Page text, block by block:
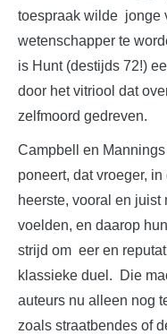
toespraak wilde jonge
wetenschapper te
is Hunt (destijds 72!)
door het vitriool dat
zelfmoord gedreven.
Campbell en
poneert, dat vroeger, in
heerste, vooral en
voelden, en daarop
strijd om eer en
klassieke duel. Die
auteurs nu alleen nog
zoals straatbendes of